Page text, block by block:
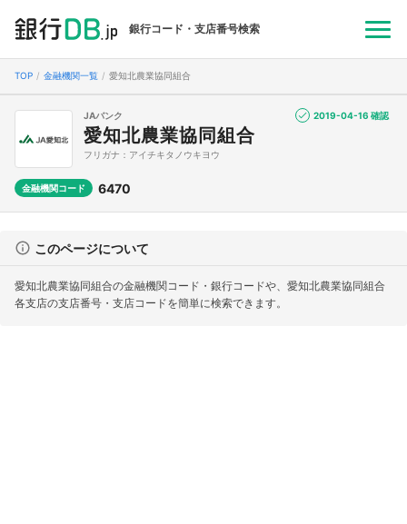
銀行コード・支店番号検索
TOP 金融機関一覧 愛知北農業協同組合
JAバンク
愛知北農業協同組合
フリガナ：アイチキタノウキヨウ
金融機関コード 6470
2019-04-16 確認
このページについて
愛知北農業協同組合の金融機関コード・銀行コードや、愛知北農業協同組合
各支店の支店番号・支店コードを簡単に検索できます。